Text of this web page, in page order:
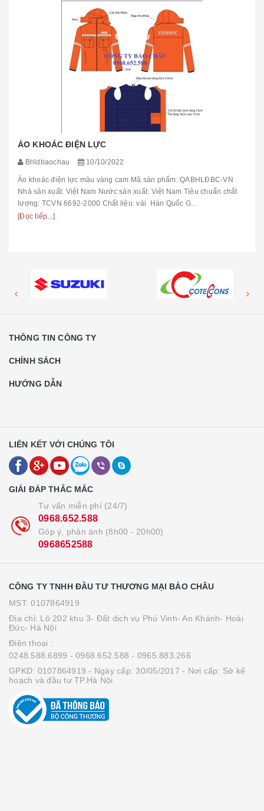
ÁO KHOÁC ĐIỆN LỰC
Bhldbaochau 10/10/2022
Áo khoác điện lực màu vàng cam Mã sản phẩm: QABHLĐBC-VN
Nhà sản xuất: Việt Nam Nước sản xuất: Việt Nam Tiêu chuẩn chất
lượng: TCVN 6692-2000 Chất liệu: vải Hàn Quốc G...
[Đọc tiếp...]
THÔNG TIN CÔNG TY
CHÍNH SÁCH
HƯỚNG DẪN
LIÊN KẾT VỚI CHÚNG TÔI
GIẢI ĐÁP THẮC MẮC
Tư vấn miễn phí (24/7)
0968.652.588
Góp ý, phản ánh (8h00 - 20h00)
0968652588
CÔNG TY TNHH ĐẦU TƯ THƯƠNG MẠI BẢO CHÂU
MST: 0107864919
Địa chỉ: Lô 202 khu 3- Đất dịch vụ Phú Vinh- An Khánh- Hoài
Đức- Hà Nội
Điện thoại :
0248.588.6899 - 0968.652.588 - 0965.883.266
GPKD: 0107864919 - Ngày cấp: 30/05/2017 - Nơi cấp: Sở kế
hoạch và đầu tư TP.Hà Nội